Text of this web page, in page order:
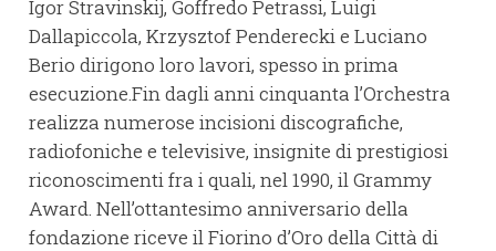
Igor Stravinskij, Goffredo Petrassi, Luigi
Dallapiccola, Krzysztof Penderecki e Luciano
Berio dirigono loro lavori, spesso in prima
esecuzione.Fin dagli anni cinquanta l’Orchestra
realizza numerose incisioni discografiche,
radiofoniche e televisive, insignite di prestigiosi
riconoscimenti fra i quali, nel 1990, il Grammy
Award. Nell’ottantesimo anniversario della
fondazione riceve il Fiorino d’Oro della Città di